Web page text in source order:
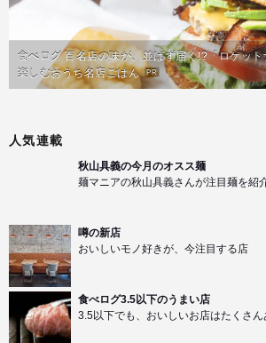
食べログ 百名店の味が、並ばず届く!?「ロケッ
楽しむおうち名店ごはん PR
人気連載
秋山具義の今月のオスス麺
麺マニアの秋山具義さんが注目麺を紹
噂の新店
おいしいモノ好きが、今注目する店
食べログ3.5以下のうまい店
3.5以下でも、おいしいお店はたくさん